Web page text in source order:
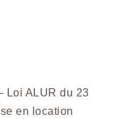
Loi ALUR du 23
en location